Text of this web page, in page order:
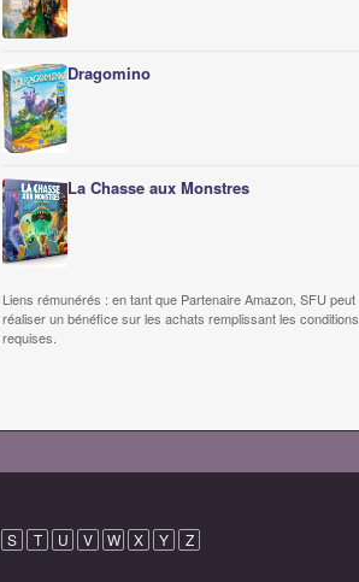
Dragomino
La Chasse aux Monstres
Liens rémunérés : en tant que Partenaire Amazon, SFU peut
réaliser un bénéfice sur les achats remplissant les conditions
requises.
S T U V W X Y Z